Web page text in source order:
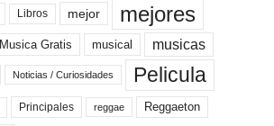
Libros mejor mejores
Musica Gratis musical musicas
Noticias / Curiosidades Pelicula
Principales reggae Reggaeton